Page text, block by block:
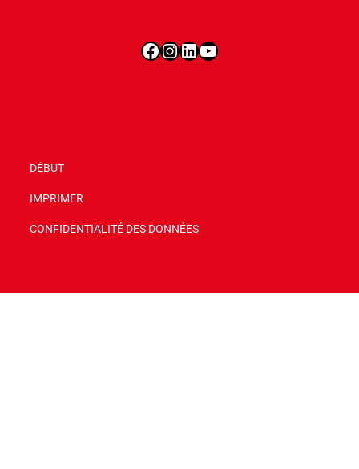
DÉBUT
IMPRIMER
CONFIDENTIALITÉ DES DONNÉES